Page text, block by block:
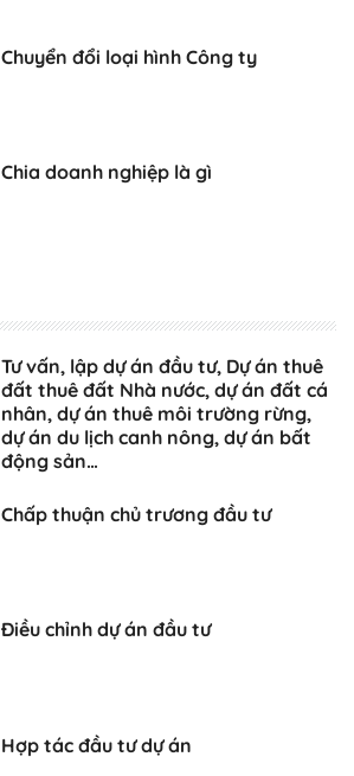
Chuyển đổi loại hình Công ty
Chia doanh nghiệp là gì
Tư vấn, lập dự án đầu tư, Dự án thuê
đất thuê đất Nhà nước, dự án đất cá
nhân, dự án thuê môi trường rừng,
dự án du lịch canh nông, dự án bất
động sản…
Chấp thuận chủ trương đầu tư
Điều chỉnh dự án đầu tư
Hợp tác đầu tư dự án